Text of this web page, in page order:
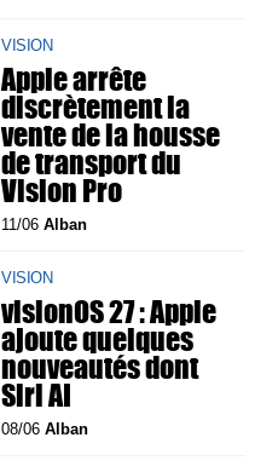
VISION
Apple arrête
discrètement la
vente de la housse
de transport du
Vision Pro
11/06Alban
VISION
visionOS 27 : Apple
ajoute quelques
nouveautés dont
Siri AI
08/06Alban